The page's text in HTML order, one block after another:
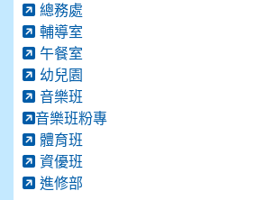
總務處
輔導室
午餐室
幼兒園
音樂班
音樂班粉專
體育班
資優班
進修部